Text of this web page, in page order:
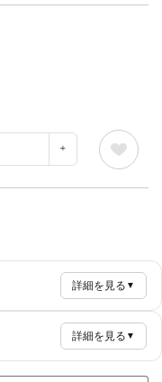
詳細を見る ▼
詳細を見る ▼